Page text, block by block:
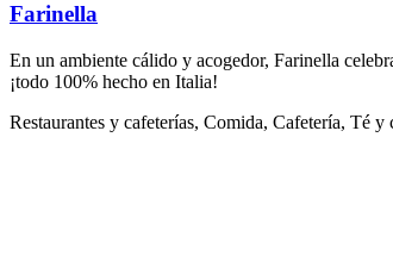
Farinella
En un ambiente cálido y acogedor, Farinella
¡todo 100% hecho en Italia!
Restaurantes y cafeterías, Comida, Cafetería, Té y